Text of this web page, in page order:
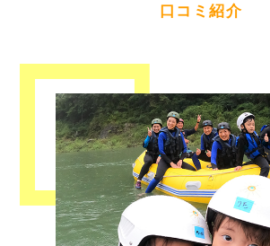
口コミ紹介